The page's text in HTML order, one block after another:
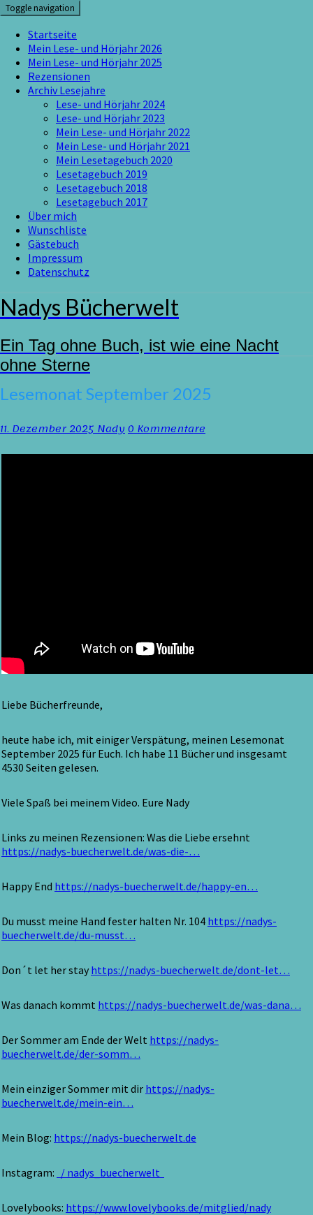
Skip
to
content
Toggle navigation
Startseite
Mein Lese- und Hörjahr 2026
Mein Lese- und Hörjahr 2025
Rezensionen
Archiv Lesejahre
Lese- und Hörjahr 2024
Lese- und Hörjahr 2023
Mein Lese- und Hörjahr 2022
Mein Lese- und Hörjahr 2021
Mein Lesetagebuch 2020
Lesetagebuch 2019
Lesetagebuch 2018
Lesetagebuch 2017
Über mich
Wunschliste
Gästebuch
Impressum
Datenschutz
Nadys Bücherwelt
Ein Tag ohne Buch, ist wie eine Nacht
ohne Sterne
Lesemonat
September
Lesemonat September 2025
11. Dezember 2025NadyKommentare
0 Kommentare
Liebe Bücherfreunde,
heute habe ich, mit einiger Verspätung, meinen Lesemonat
September 2025 für Euch. Ich habe 11 Bücher und insgesamt
4530 Seiten gelesen.
Viele Spaß bei meinem Video. Eure Nady
Links zu meinen Rezensionen: Was die Liebe ersehnt
https://nadys-buecherwelt.de/was-die-…
Happy End https://nadys-buecherwelt.de/happy-en…
Du musst meine Hand fester halten Nr. 104 https://nadys-
buecherwelt.de/du-musst…
Don´t let her stay https://nadys-buecherwelt.de/dont-let…
Was danach kommt https://nadys-buecherwelt.de/was-dana…
Der Sommer am Ende der Welt https://nadys-
buecherwelt.de/der-somm…
Mein einziger Sommer mit dir https://nadys-
buecherwelt.de/mein-ein…
Mein Blog: https://nadys-buecherwelt.de
Instagram: / nadys_buecherwelt
Lovelybooks: https://www.lovelybooks.de/mitglied/nady